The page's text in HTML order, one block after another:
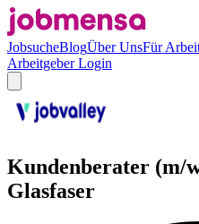
JobsucheBlogÜber UnsFür
Arbeitgeber Login
Kundenberater (m/
Glasfaser